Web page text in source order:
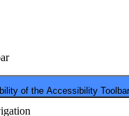
of the Accessibility Toolbar